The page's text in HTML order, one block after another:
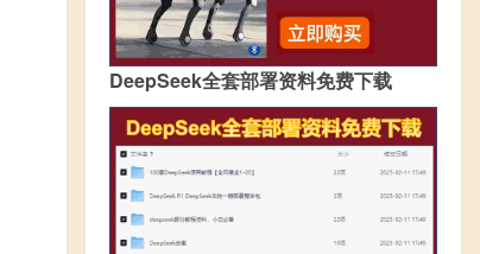
DeepSeek全套部署资料免费下载